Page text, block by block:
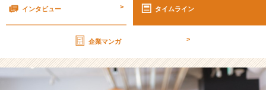
す
か？
【株
インタビュー > タイムライン
企業マンガ >